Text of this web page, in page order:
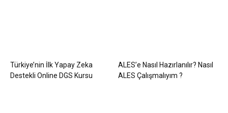
Türkiye’nin İlk Yapay Zeka
Destekli Online DGS Kursu
ALES’e Nasıl Hazırlanılır? Nasıl
ALES Çalışmalıyım ?